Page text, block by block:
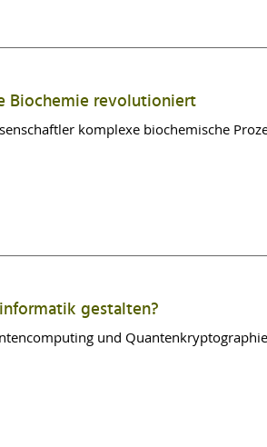
Biochemie revolutioniert
komplexe biochemische
gestalten?
und